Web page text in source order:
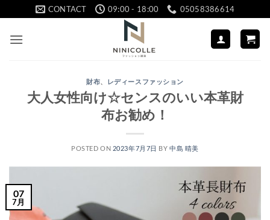
to
content
CONTACT 09:00 - 18:00 05058386614
財布、 レディースファッション
大人女性向け☆センスのいい本革財
布お勧め！
POSTED ON 2023年7月7日 BY中島 晴美
07
7月